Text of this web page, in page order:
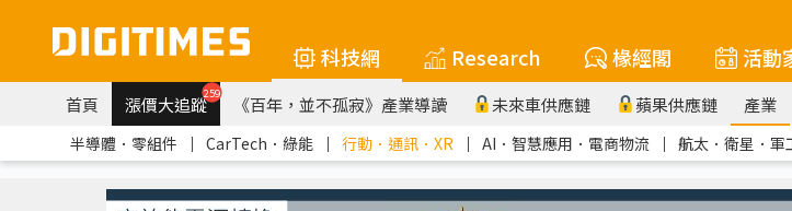
科技網 Research 椽經閣 活動
首頁 漲價大追蹤259 《百年，並不孤寂》產業導讀 未來車供應鏈 蘋果供應鏈 產業
半導體．零組件 ｜ CarTech．綠能 ｜ 行動．通訊．XR ｜ AI．智慧應用．電商物流 ｜ 航太．衛星．軍